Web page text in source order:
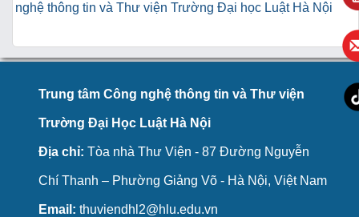
nghệ thông tin và Thư viện Trường Đại học Luật Hà Nội
Trung tâm Công nghệ thông tin và Thư viện
Trường Đại Học Luật Hà Nội
Địa chỉ: Tòa nhà Thư Viện - 87 Đường Nguyễn
Chí Thanh – Phường Giảng Võ - Hà Nội, Việt Nam
Email: thuviendhl2@hlu.edu.vn